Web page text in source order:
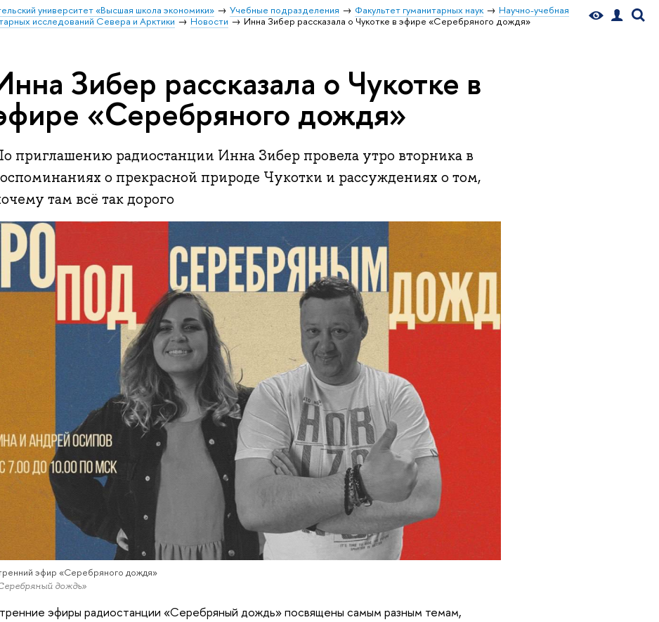
университет «Высшая школа экономики» Учебные подразделения Факультет гуманитарных наук
Научно-учебная
исследований Севера и Арктики
Новости Инна Зибер рассказала о Чукотке в эфире «Серебряного дождя»
Зибер рассказала о Чукотке в
«Серебряного дождя»
приглашению радиостанции Инна Зибер провела утро вторника в
о прекрасной природе Чукотки и рассуждениях о том,
там всё так дорого
эфир «Серебряного дождя»
дождь»
эфиры радиостанции «Серебряный дождь» посвящены самым разным темам,